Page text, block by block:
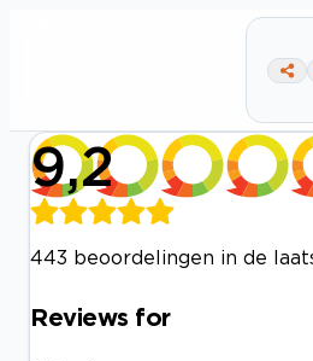
9,2
443 beoordelingen in de
Reviews for